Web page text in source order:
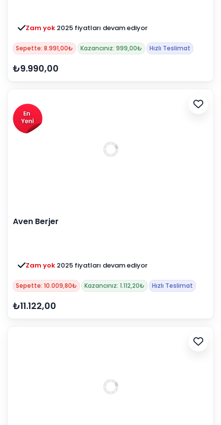
Zam yok 2025 fiyatları devam ediyor
Sepette: 8.991,00₺ Kazancınız: 999,00₺ Hızlı Teslimat
₺9.990,00
Aven Berjer
Zam yok 2025 fiyatları devam ediyor
Sepette: 10.009,80₺ Kazancınız: 1.112,20₺ Hızlı Teslimat
₺11.122,00